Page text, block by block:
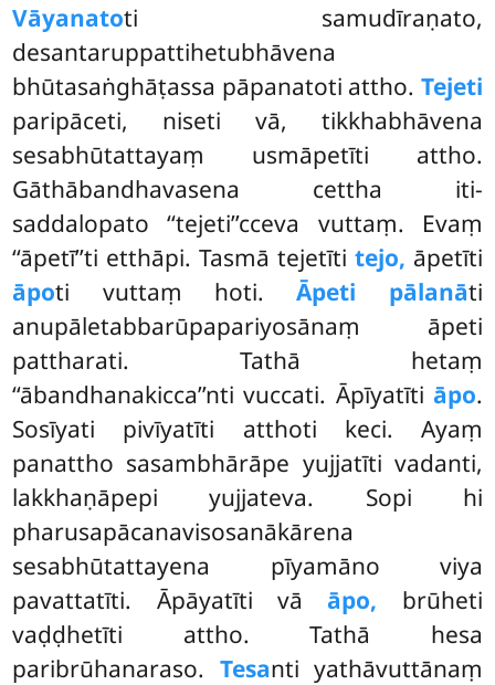
Vāyanatoti samudīraṇato,
desantaruppattihetubhāvena
bhūtasaṅghāṭassa pāpanatoti attho. Tejeti
paripāceti, niseti vā, tikkhabhāvena
sesabhūtattayaṃ usmāpetīti attho.
Gāthābandhavasena cettha iti-
saddalopato ‘‘tejeti’’cceva vuttaṃ. Evaṃ
‘‘āpetī’’ti etthāpi. Tasmā tejetīti tejo, āpetīti
āpoti vuttaṃ hoti.Āpeti pālanāti
anupāletabbarūpapariyosānaṃ āpeti
pattharati. Tathā hetaṃ
‘‘ābandhanakicca’’nti vuccati. Āpīyatīti āpo.
Sosīyati pivīyatīti atthoti keci. Ayaṃ
panattho sasambhārāpe yujjatīti vadanti,
lakkhaṇāpepi yujjateva. Sopi hi
pharusapācanavisosanākārena
sesabhūtattayena pīyamāno viya
pavattatīti. Āpāyatīti vā āpo, brūheti
vaḍḍhetīti attho. Tathā hesa
paribrūhanaraso. Tesanti yathāvuttānaṃ